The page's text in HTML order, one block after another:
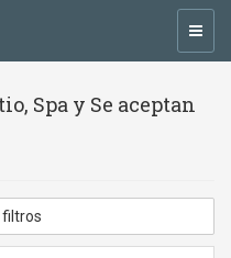
Spa y Se aceptan